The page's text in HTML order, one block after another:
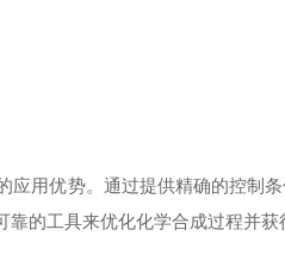
应用优势。通过提供精确的控制
的工具来优化化学合成过程并获